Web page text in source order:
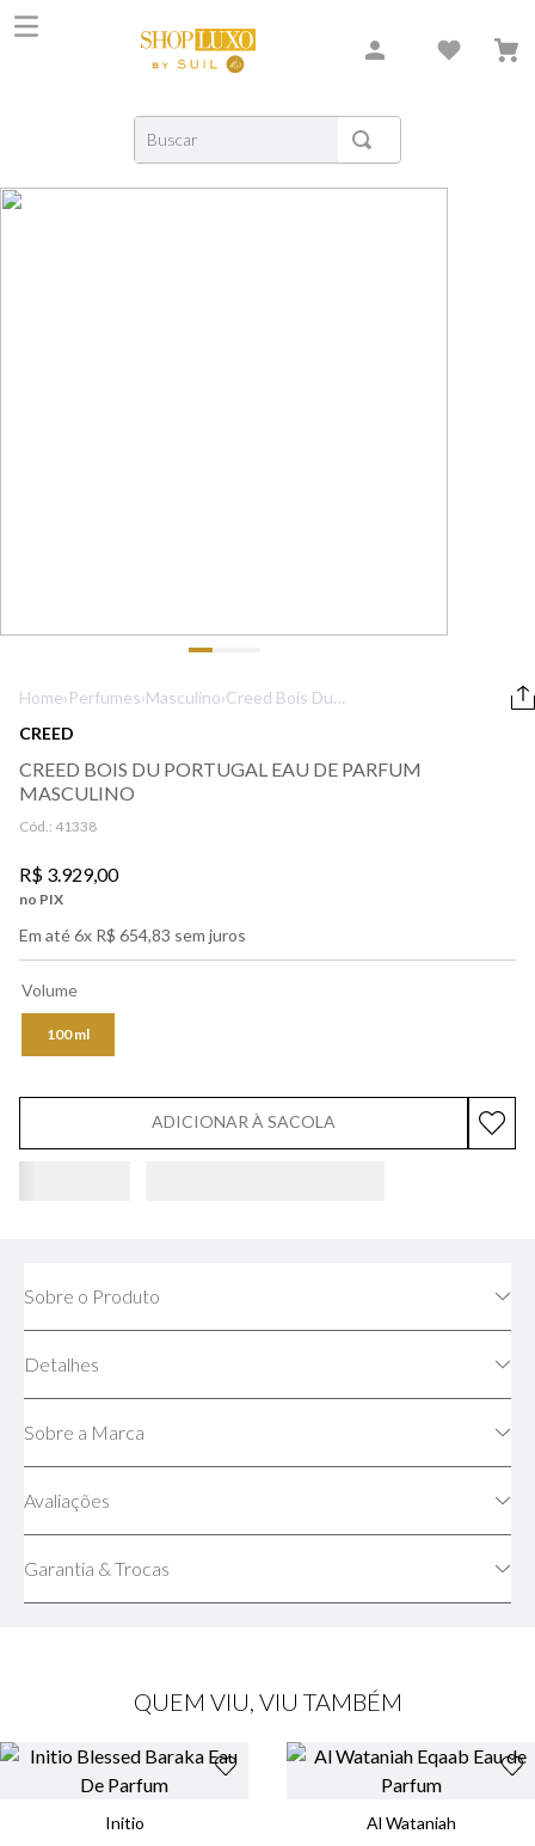
Buscar
Home›Perfumes›Masculino›Creed Bois Du
CREED
CREED BOIS DU PORTUGAL EAU DE PARFUM
MASCULINO
Cód.: 41338
R$ 3.929,00
no PIX
Em até6x R$ 654,83 sem juros
Volume
100 ml
ADICIONAR À SACOLA
Sobre o Produto
Detalhes
Sobre a Marca
Avaliações
Garantia & Trocas
QUEM VIU, VIU TAMBÉM
Initio Al Wataniah